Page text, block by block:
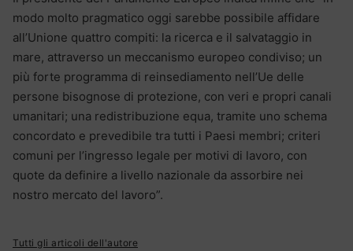
modo molto pragmatico oggi sarebbe possibile affidare
all’Unione quattro compiti: la ricerca e il salvataggio in
mare, attraverso un meccanismo europeo condiviso; un
più forte programma di reinsediamento nell’Ue delle
persone bisognose di protezione, con veri e propri canali
umanitari; una redistribuzione equa, tramite uno schema
concordato e prevedibile tra tutti i Paesi membri; criteri
comuni per l’ingresso legale per motivi di lavoro, con
quote da definire a livello nazionale da assorbire nei
nostro mercato del lavoro”.
Tutti gli articoli dell'autore